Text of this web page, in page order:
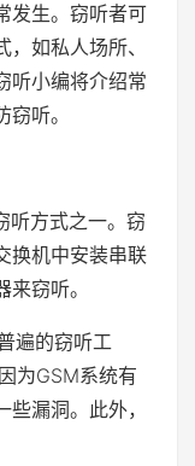
发生。窃听者可
如私人场所、
听小编将介绍常
听。
听方式之一。窃
换机中安装串联
窃听。
遍的窃听工
为GSM系统有
漏洞。此外，